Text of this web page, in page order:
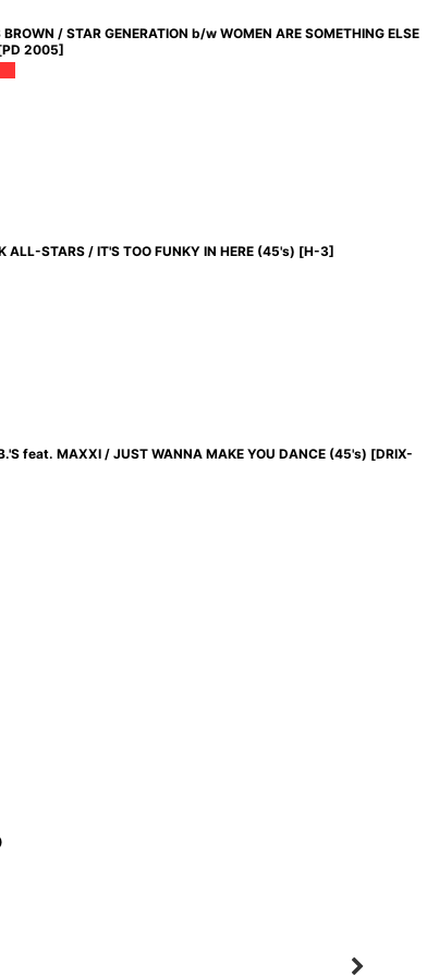
/ STAR GENERATION b/w WOMEN ARE SOMETHING ELSE
PD 2005]
ALL-STARS / IT'S TOO FUNKY IN HERE (45's) [H-3]
feat. MAXXI / JUST WANNA MAKE YOU DANCE (45's) [DRIX-